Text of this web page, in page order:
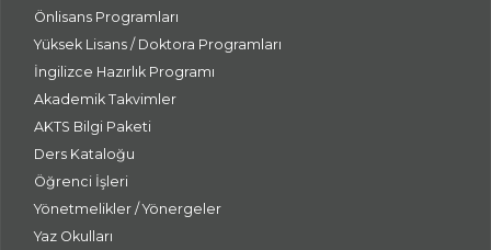
Önlisans Programları
Yüksek Lisans / Doktora Programları
İngilizce Hazırlık Programı
Akademik Takvimler
AKTS Bilgi Paketi
Ders Kataloğu
Öğrenci İşleri
Yönetmelikler / Yönergeler
Yaz Okulları